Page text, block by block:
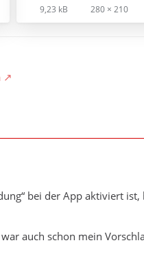
9,23 kB 280 × 210
bei der App aktiviert
auch schon mein